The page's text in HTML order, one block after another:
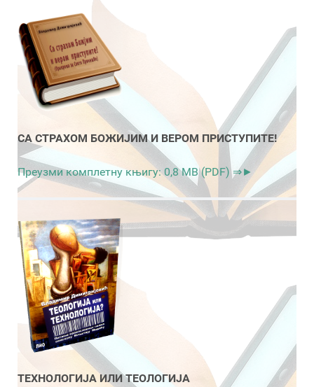
СА СТРАХОМ БОЖИЈИМ И ВЕРОМ ПРИСТУПИТЕ!
Преузми комплетну књигу: 0,8 MB (PDF) ⇒►
ТЕХНОЛОГИЈА ИЛИ ТЕОЛОГИЈА